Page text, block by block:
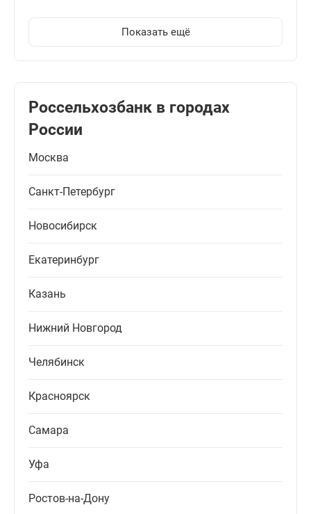
Показать ещё
Россельхозбанк в городах
России
Москва
Санкт-Петербург
Новосибирск
Екатеринбург
Казань
Нижний Новгород
Челябинск
Красноярск
Самара
Уфа
Ростов-на-Дону